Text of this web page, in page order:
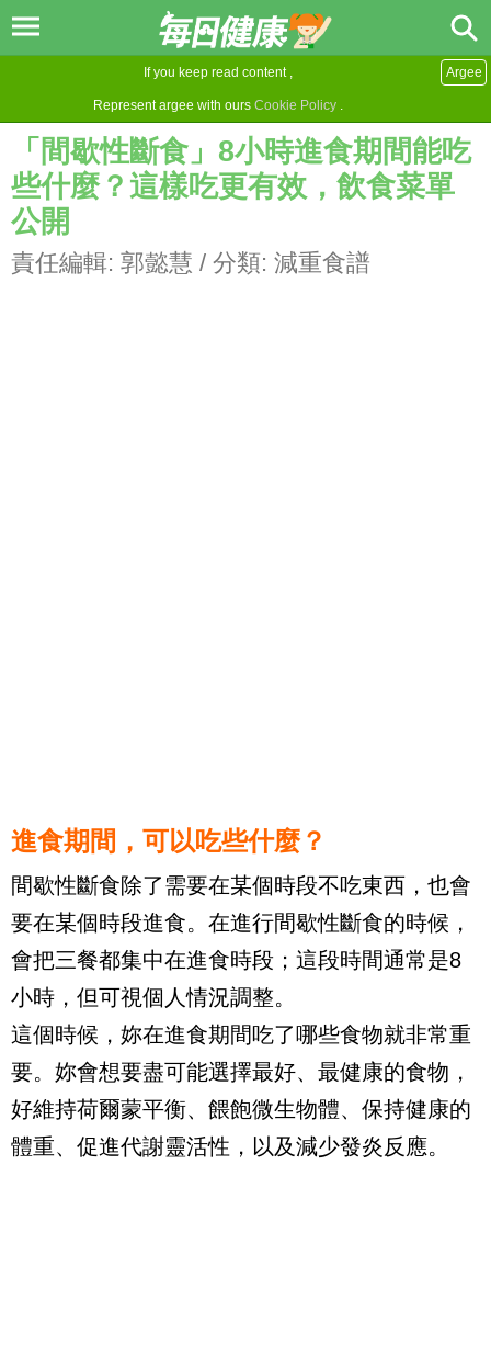
If you keep read content ,
Represent argee with ours Cookie Policy .
Argee
「間歇性斷食」8小時進食期間能吃
些什麼？這樣吃更有效，飲食菜單
公開
責任編輯: 郭懿慧 / 分類: 減重食譜
進食期間，可以吃些什麼？
間歇性斷食除了需要在某個時段不吃東西，也會
要在某個時段進食。在進行間歇性斷食的時候，
會把三餐都集中在進食時段；這段時間通常是8
小時，但可視個人情況調整。
這個時候，妳在進食期間吃了哪些食物就非常重
要。妳會想要盡可能選擇最好、最健康的食物，
好維持荷爾蒙平衡、餵飽微生物體、保持健康的
體重、促進代謝靈活性，以及減少發炎反應。